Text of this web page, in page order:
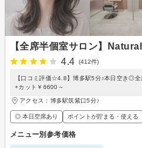
【全席半個室サロン】
4.4
(412件)
【口コミ評価☆4.8】博多駅5分♪本日空き◎
+カット￥6600～
アクセス：博多駅筑紫口5分♪
◎ 本日空席あり ポイントが貯まる・使える
メニュー別参考価格